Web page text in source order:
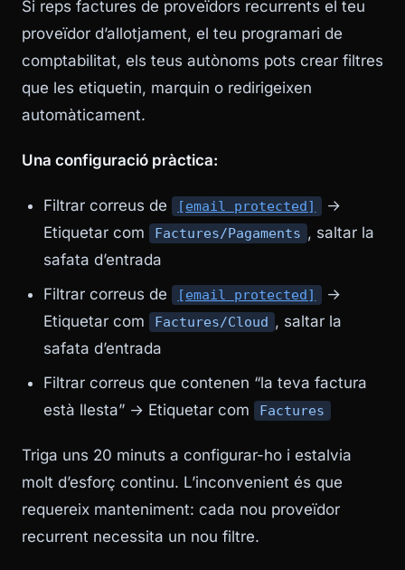
Si reps factures de proveïdors recurrents el teu
proveïdor d’allotjament, el teu programari de
comptabilitat, els teus autònoms pots crear filtres
que les etiquetin, marquin o redirigeixen
automàticament.
Una configuració pràctica:
Filtrar correus de [email protected]
→
Etiquetar com
Factures/Pagaments , saltar la
safata d’entrada
Filtrar correus de
[email protected]
→
Etiquetar com
Factures/Cloud , saltar la
safata d’entrada
Filtrar correus que contenen “la teva factura
està llesta” → Etiquetar com
Factures
Triga uns 20 minuts a configurar-ho i estalvia
molt d’esforç continu. L’inconvenient és que
requereix manteniment: cada nou proveïdor
recurrent necessita un nou filtre.